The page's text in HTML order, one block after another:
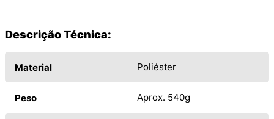
Descrição Técnica:
Material Poliéster
Peso Aprox. 540g